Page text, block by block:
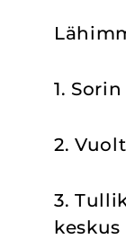
1.
2.
3.
kes­kus